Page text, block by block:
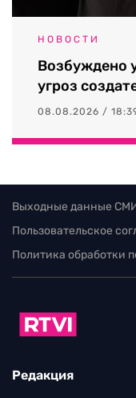
НОВОСТИ
Возбуждено
угроз
08.08.2026 /
Выходные данные СМИ
Пользовательское
Политика обработки
Редакция